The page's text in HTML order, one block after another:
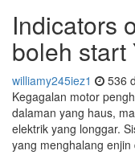
Indicators
boleh start
williamy245iez1 536
Kegagalan motor
dalaman yang haus,
elektrik yang longgar.
yang menghalang